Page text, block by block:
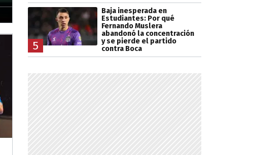
5
Baja inesperada en
Estudiantes: Por qué
Fernando Muslera
abandonó la concentración
y se pierde el partido
contra Boca